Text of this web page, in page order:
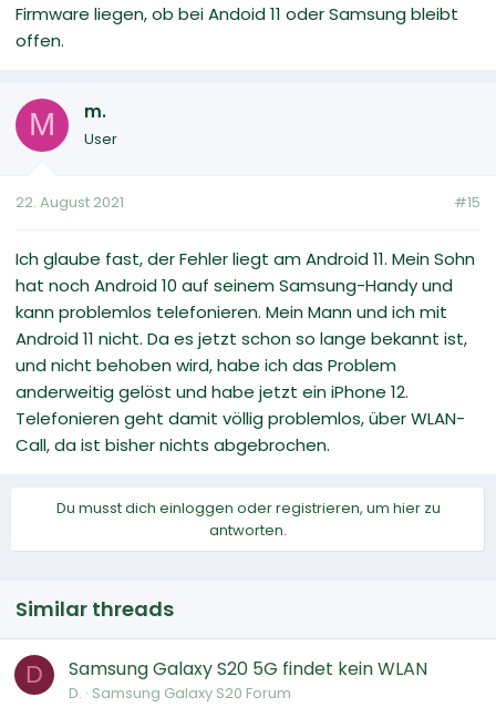
Firmware liegen, ob bei Andoid 11 oder Samsung bleibt
offen.
M m.
User
22. August 2021 #15
Ich glaube fast, der Fehler liegt am Android 11. Mein Sohn
hat noch Android 10 auf seinem Samsung-Handy und
kann problemlos telefonieren. Mein Mann und ich mit
Android 11 nicht. Da es jetzt schon so lange bekannt ist,
und nicht behoben wird, habe ich das Problem
anderweitig gelöst und habe jetzt ein iPhone 12.
Telefonieren geht damit völlig problemlos, über WLAN-
Call, da ist bisher nichts abgebrochen.
Du musst dich einloggen oder registrieren, um hier zu
antworten.
Similar threads
D Samsung Galaxy S20 5G findet kein WLAN
D. Samsung Galaxy S20 Forum